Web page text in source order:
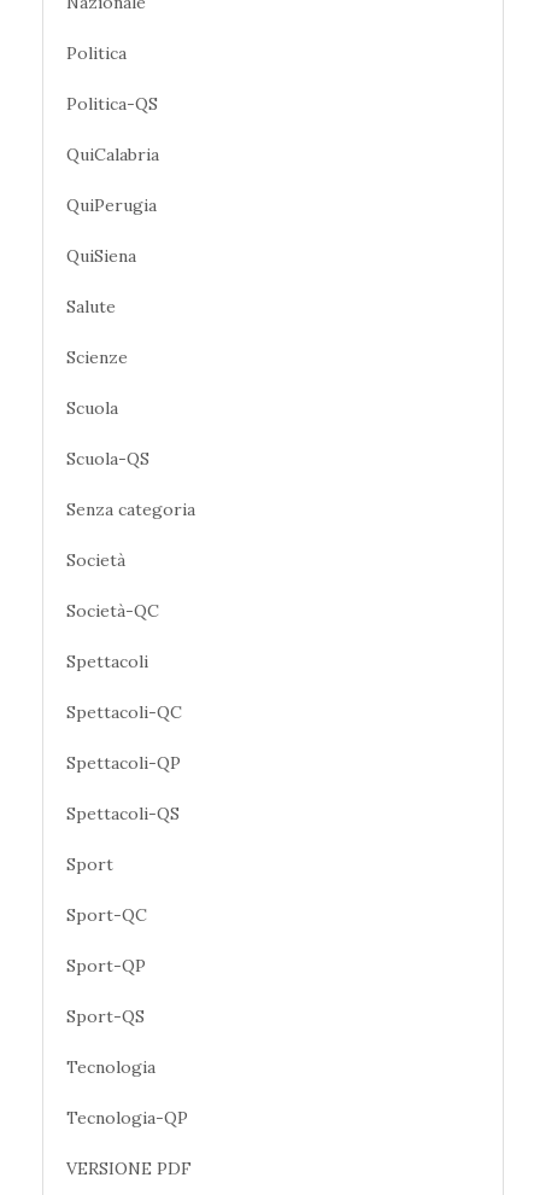
Politica
Politica-QS
QuiCalabria
QuiPerugia
QuiSiena
Salute
Scienze
Scuola
Scuola-QS
Senza categoria
Società
Società-QC
Spettacoli
Spettacoli-QC
Spettacoli-QP
Spettacoli-QS
Sport
Sport-QC
Sport-QP
Sport-QS
Tecnologia
Tecnologia-QP
VERSIONE PDF